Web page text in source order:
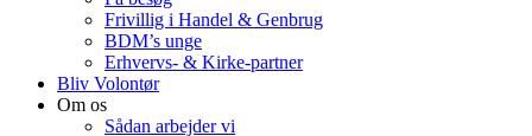
Frivillig i Handel & Genbrug
BDM’s unge
Erhvervs- & Kirke-partner
Bliv Volontør
Om os
Sådan arbejder vi